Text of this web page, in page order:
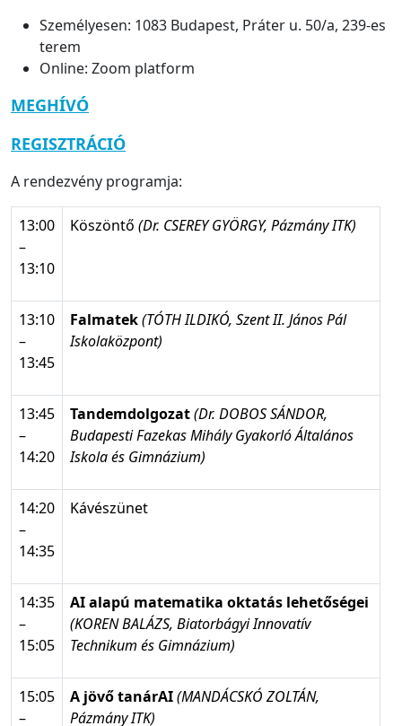
Személyesen: 1083 Budapest, Práter u. 50/a, 239-es
terem
Online: Zoom platform
MEGHÍVÓ
REGISZTRÁCIÓ
A rendezvény programja:
13:00
–
13:10
Köszöntő (Dr. CSEREY GYÖRGY, Pázmány ITK)
13:10
–
13:45
Falmatek(TÓTH ILDIKÓ, Szent II. János Pál
Iskolaközpont)
13:45
–
14:20
Tandemdolgozat(Dr. DOBOS SÁNDOR,
Budapesti Fazekas Mihály Gyakorló Általános
Iskola és Gimnázium)
14:20
–
14:35
Kávészünet
14:35
–
15:05
AI alapú matematika oktatás lehetőségei
(KOREN BALÁZS, Biatorbágyi Innovatív
Technikum és Gimnázium)
15:05
–
A jövő tanárAI(MANDÁCSKÓ ZOLTÁN,
Pázmány ITK)